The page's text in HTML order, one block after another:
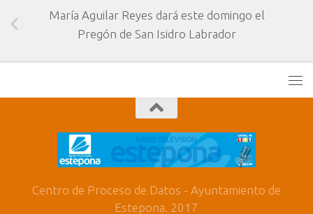
María Aguilar Reyes dará este domingo el
Pregón de San Isidro Labrador
Centro de Proceso de Datos - Ayuntamiento de
Estepona. 2017